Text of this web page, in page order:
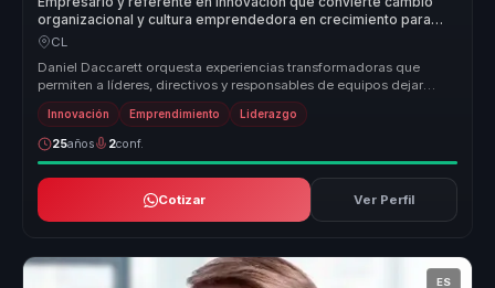
organizacional y cultura emprendedora en crecimiento para
lideres y empresas.
CL
Daniel Daccarett orquesta experiencias transformadoras que
permiten a líderes, directivos y responsables de equipos dejar
atrás la desali...
Innovación Emprendimiento Liderazgo
25años 2conf.
Cotizar Ver Perfil
ES